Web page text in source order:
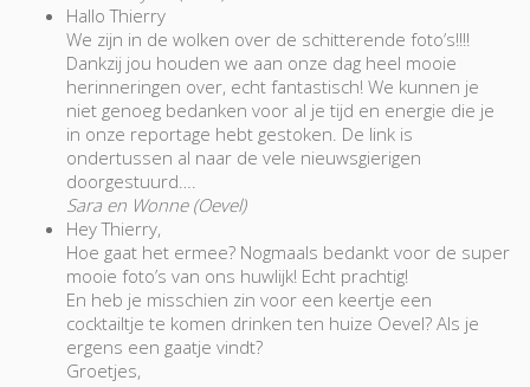
Hallo Thierry
We zijn in de wolken over de schitterende foto’s!!!!
Dankzij jou houden we aan onze dag heel mooie
herinneringen over, echt fantastisch! We kunnen je
niet genoeg bedanken voor al je tijd en energie die je
in onze reportage hebt gestoken. De link is
ondertussen al naar de vele nieuwsgierigen
doorgestuurd….
Sara en Wonne (Oevel)
Hey Thierry,
Hoe gaat het ermee? Nogmaals bedankt voor de super
mooie foto’s van ons huwlijk! Echt prachtig!
En heb je misschien zin voor een keertje een
cocktailtje te komen drinken ten huize Oevel? Als je
ergens een gaatje vindt?
Groetjes,